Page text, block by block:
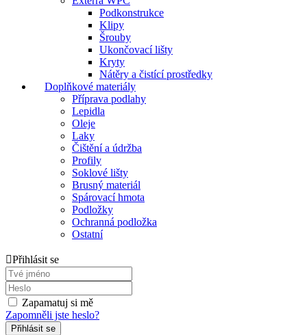
Podkonstrukce
Klipy
Šrouby
Ukončovací lišty
Kryty
Nátěry a čistící prostředky
Doplňkové materiály
Příprava podlahy
Lepidla
Oleje
Laky
Čištění a údržba
Profily
Soklové lišty
Brusný materiál
Spárovací hmota
Podložky
Ochranná podložka
Ostatní
Přihlásit se
Zapamatuj si mě
Zapomněli jste heslo?